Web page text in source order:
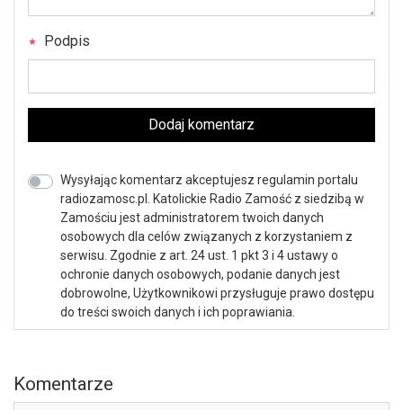
Podpis
Dodaj komentarz
Wysyłając komentarz akceptujesz regulamin portalu
radiozamosc.pl. Katolickie Radio Zamość z siedzibą w
Zamościu jest administratorem twoich danych
osobowych dla celów związanych z korzystaniem z
serwisu. Zgodnie z art. 24 ust. 1 pkt 3 i 4 ustawy o
ochronie danych osobowych, podanie danych jest
dobrowolne, Użytkownikowi przysługuje prawo dostępu
do treści swoich danych i ich poprawiania.
Komentarze